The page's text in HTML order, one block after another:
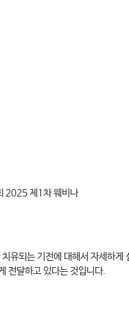
2025 제1차 웨비나
유되는 기전에 대해서 자세하
전달하고 있다는 것입니다.